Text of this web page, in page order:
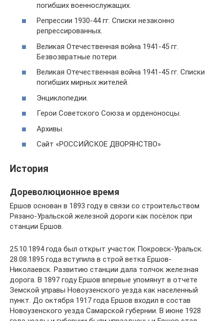
погибших военнослужащих.
Репрессии 1930-44 гг. Списки незаконно
репрессированных.
Великая Отечественная война 1941-45 гг.
Безвозвратные потери.
Великая Отечественная война 1941-45 гг. Списки
погибших мирных жителей.
Энциклопедии.
Герои Советского Союза и орденоносцы.
Архивы.
Сайт «РОССИЙСКОЕ ДВОРЯНСТВО»
История
Дореволюционное время
Ершов основан в 1893 году в связи со строительством
Рязано-Уральской железной дороги как посёлок при
станции Ершов.
25.10.1894 года был открыт участок Покровск-Уральск.
28.08.1895 года вступила в строй ветка Ершов-
Николаевск. Развитию станции дала толчок железная
дорога. В 1897 году Ершов впервые упомянут в отчете
Земской управы Новоузенского уезда как населенный
пункт. До октября 1917 года Ершов входил в состав
Новоузенского уезда Самарской губернии. В июне 1928